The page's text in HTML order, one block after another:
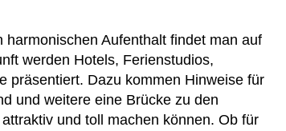
Aufenthalt findet man auf
werden Hotels, Ferienstudios,
präsentiert. Dazu kommen Hinweise für
und weitere eine Brücke zu den
und toll machen können. Ob für